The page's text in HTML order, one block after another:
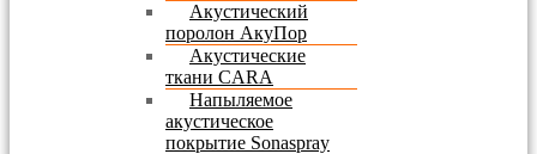
Акустический
поролон АкуПор
Акустические
ткани CARA
Напыляемое
акустическое
покрытие Sonaspray